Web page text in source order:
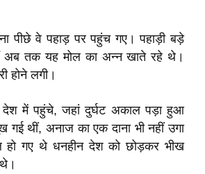
पीछे वे पहाड़ पर पहुंच गए। पहाड़ी बड़े
अब तक यह मोल का अन्न खाते रहे थे।
होने लगी।
में पहुंचे, जहां दुर्घट अकाल पड़ा हुआ
थीं, अनाज का एक दाना भी नहीं उगा
हो गए थे धनहीन देश को छोड़कर भीख